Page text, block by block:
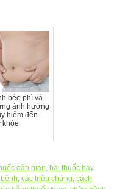
béo phì và
ảnh hưởng
hiểm đến
khỏe
dân gian, bài thuốc hay,
, các triệu chứng, cách